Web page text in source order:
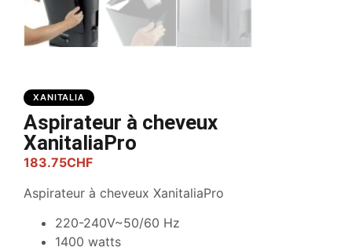
XANITALIA
Aspirateur à cheveux
XanitaliaPro
183.75CHF
Aspirateur à cheveux XanitaliaPro
220-240V~50/60 Hz
1400 watts